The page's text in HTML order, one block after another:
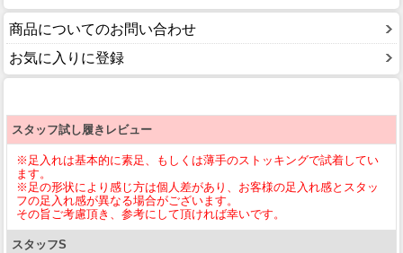
商品についてのお問い合わせ
お気に入りに登録
スタッフ試し履きレビュー
※足入れは基本的に素足、もしくは薄手のストッキングで試着してい
ます。
※足の形状により感じ方は個人差があり、お客様の足入れ感とスタッ
フの足入れ感が異なる場合がございます。
その旨ご考慮頂き、参考にして頂ければ幸いです。
スタッフS